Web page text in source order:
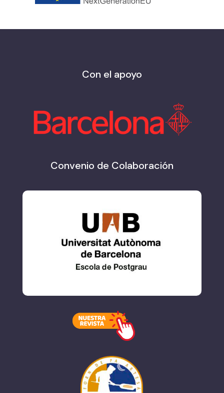
Con el apoyo
Convenio de Colaboración